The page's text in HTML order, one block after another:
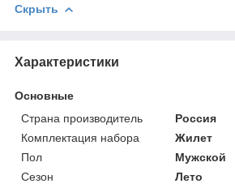
Скрыть
Характеристики
Основные
Страна производитель
Россия
Комплектация набора
Жилет
Пол
Мужской
Сезон
Лето